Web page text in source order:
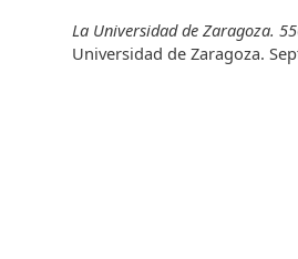
La Universidad de Zaragoza.
Universidad de Zaragoza.